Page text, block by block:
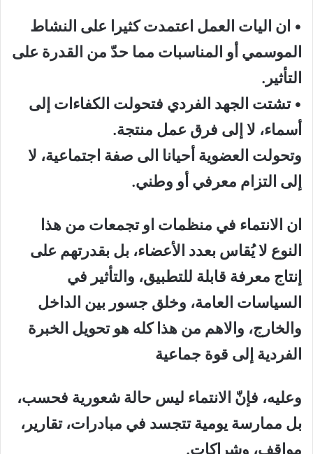
• ان اليات العمل اعتمدت كثيرا على النشاط
الموسمي أو المناسبات مما حدّ من القدرة على
التأثير .
•تشتت الجهد الفردي فتحولت الكفاءات إلى
أسماء، لا إلى فرق عمل منتجة.
وتحولت العضوية أحيانا الى صفة اجتماعية، لا
إلى التزام معرفي أو وطني.
ان الانتماء في منظمات او تجمعات من هذا
النوع لا يُقاس بعدد الأعضاء، بل بقدرتهم على
إنتاج معرفة قابلة للتطبيق، و التأثير في
السياسات العامة، وخلق جسور بين الداخل
والخارج، والاهم من هذا كله هوتحويل الخبرة
الفردية إلى قوة جماعية
وعليه، فإنّ الانتماء ليس حالة شعورية فحسب،
بل ممارسة يومية تتجسد في مبادرات، تقارير،
مواقف، وشراكات.